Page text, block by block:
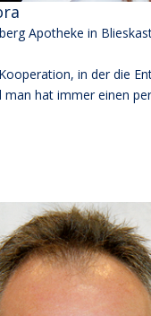
Apotheke in
in der die
man hat immer einen